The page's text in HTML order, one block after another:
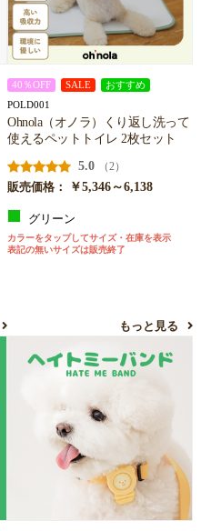
40％OFF SALE おすすめ
POLD001
Ohnola（オノラ）くり返し洗って
使えるペットトイレ 2枚セット
5.0
（2）
販売価格：
￥5,346～6,138
グリーン
カラーをタップしてサイズ・在庫を表示
表記の無いサイズは販売終了
もっと見る